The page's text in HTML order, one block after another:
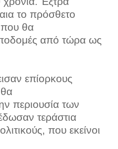
το πρόσθετο
που θα
από τώρα ως
επίορκους
θα
περιουσία των
τεράστια
που εκείνοι